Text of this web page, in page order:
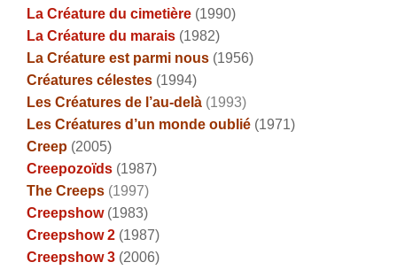
La Créature du cimetière (1990)
La Créature du marais (1982)
La Créature est parmi nous (1956)
Créatures célestes (1994)
Les Créatures de l’au-delà (1993)
Les Créatures d’un monde oublié (1971)
Creep (2005)
Creepozoïds (1987)
The Creeps (1997)
Creepshow(1983)
Creepshow 2 (1987)
Creepshow 3 (2006)